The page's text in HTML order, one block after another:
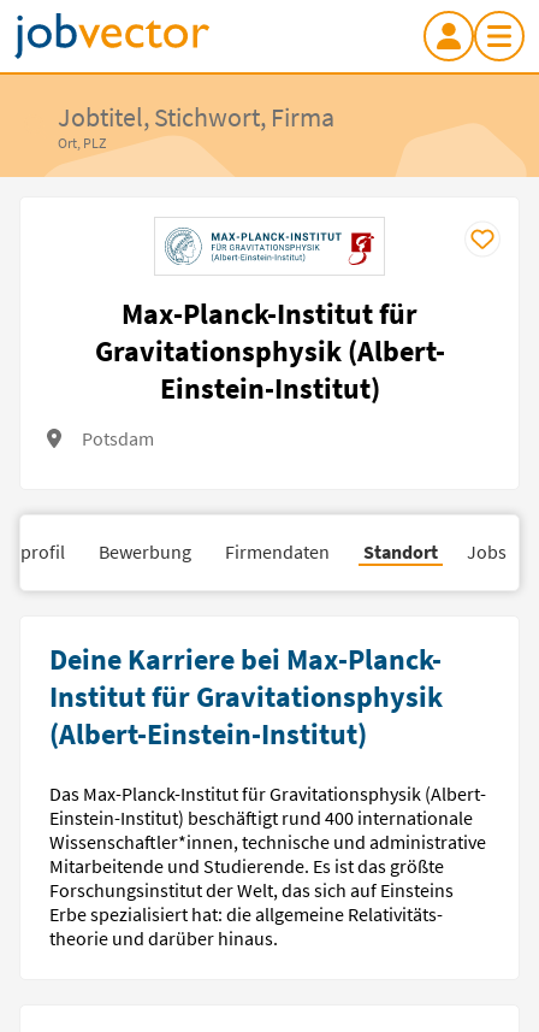
Jobtitel, Stichwort, Firma
Ort, PLZ
Max-Planck-Institut für
Gravitationsphysik (Albert-
Einstein-Institut)
Potsdam
Bewerbung Firmendaten Standort Jobs
Deine Karriere bei Max-Planck-
Institut für Gravitationsphysik
(Albert-Einstein-Institut)
Das Max-Planck-Institut für Gravitations­physik (Albert-
Einstein-Institut) beschäftigt rund 400 inter­nationale
Wissen­schaftler*innen, tech­nische und administrative
Mit­arbeitende und Studierende. Es ist das größte
Forschungs­institut der Welt, das sich auf Einsteins
Erbe spezialisiert hat: die allgemeine Relativitäts­
theorie und darüber hinaus.